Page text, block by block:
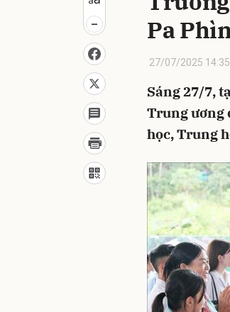
Pa
27/07/2025 14:35
Sáng 27/7,
Trung ương
học, Trung